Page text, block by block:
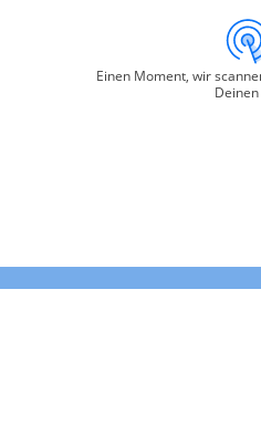
Einen Moment, wir